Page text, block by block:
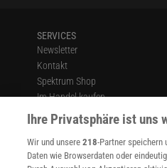
SERVICES
Newsletter
Kontakt
Spektrum Shop
Im Handel kaufen
Presse
Verträge kündigen
Widerruf
Ihre Privatsphäre ist uns
Wir und unsere218-Partner speichern
Daten wie Browserdaten oder